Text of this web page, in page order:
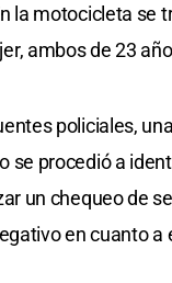
la motocicleta se
ambos de 23
policiales,
se procedió a
un chequeo de
en cuanto a